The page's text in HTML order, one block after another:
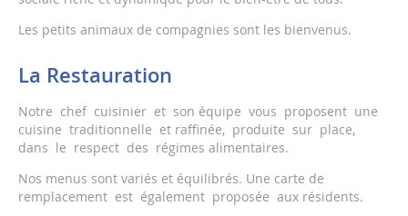
Les petits animaux de compagnies sont les bienvenus.
La Restauration
Notre chef cuisinier et son équipe vous proposent une
cuisine traditionnelle et raffinée, produite sur place,
dans le respect des régimes alimentaires.
Nos menus sont variés et équilibrés. Une carte de
remplacement est également proposée aux résidents.